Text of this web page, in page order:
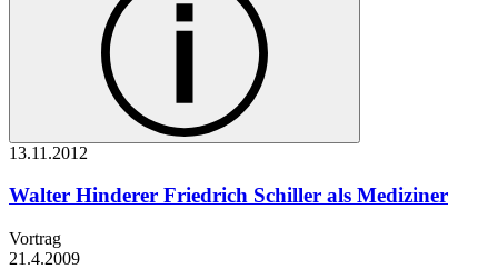
13.11.2012
Walter Hinderer Friedrich Schiller als Mediziner
Vortrag
21.4.2009